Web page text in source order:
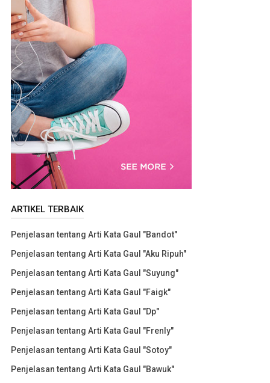
ARTIKEL TERBAIK
Penjelasan tentang Arti Kata Gaul "Bandot"
Penjelasan tentang Arti Kata Gaul "Aku Ripuh"
Penjelasan tentang Arti Kata Gaul "Suyung"
Penjelasan tentang Arti Kata Gaul "Faigk"
Penjelasan tentang Arti Kata Gaul "Dp"
Penjelasan tentang Arti Kata Gaul "Frenly"
Penjelasan tentang Arti Kata Gaul "Sotoy"
Penjelasan tentang Arti Kata Gaul "Bawuk"